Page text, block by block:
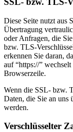
Diese Seite nutzt aus
Übertragung
oder Anfragen, die
bzw. TLS-
erkennen Sie daran,
auf “https://”
Browserzeile.
Wenn die SSL- bzw.
Daten, die Sie an uns
werden.
Verschlüsselter